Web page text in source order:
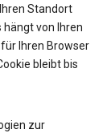
Standort
hängt von Ihren
Ihren Browser
bleibt bis
zur